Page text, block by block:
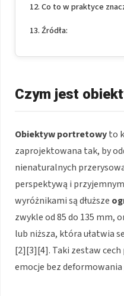
Co to w praktyce
Źródła:
Czym jest
Obiektyw portretowyto
zaprojektowana tak, by
nienaturalnych
perspektywą i
wyróżnikami są dłuższe
zwykle od 85 do 135 mm,
lub niższa, która ułatwia
[2][3][4]. Taki zestaw
emocje bez